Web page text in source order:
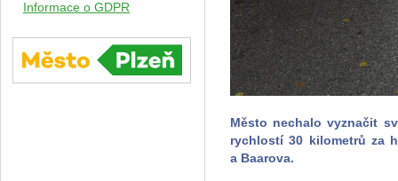
Město nechalo vyznačit
rychlostí 30 kilometrů za
a Baarova.
Informace o GDPR